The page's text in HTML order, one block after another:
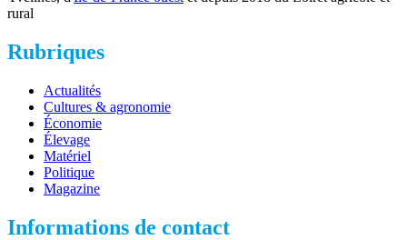
rural
Rubriques
Actualités
Cultures & agronomie
Économie
Élevage
Matériel
Politique
Magazine
Informations de contact